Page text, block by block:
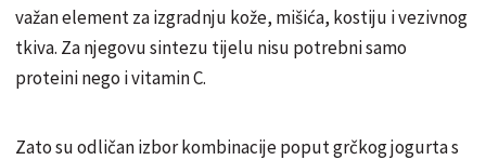
važan element za izgradnju kože, mišića, kostiju i vezivnog
tkiva. Za njegovu sintezu tijelu nisu potrebni samo
proteini nego i vitamin C.
Zato su odličan izbor kombinacije poput grčkog jogurta s